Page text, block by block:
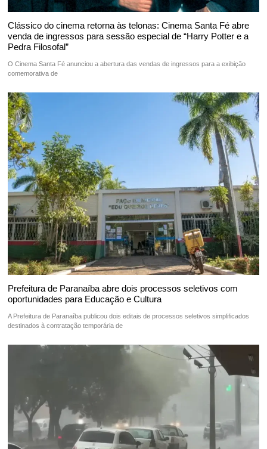
Clássico do cinema retorna às telonas: Cinema Santa Fé abre
venda de ingressos para sessão especial de “Harry Potter e a
Pedra Filosofal”
O Cinema Santa Fé anunciou a abertura das vendas de ingressos para a exibição
comemorativa de
Prefeitura de Paranaíba abre dois processos seletivos com
oportunidades para Educação e Cultura
A Prefeitura de Paranaíba publicou dois editais de processos seletivos simplificados
destinados à contratação temporária de